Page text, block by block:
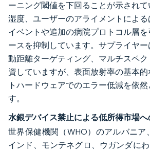
ーニング閾値を下回ることが示されて
湿度、ユーザーのアライメントによ
イベントや追加の病院プロトコル層
ースを抑制しています。サプライヤ
動距離ターゲティング、マルチスペ
資していますが、表面放射率の基本
トハードウェアでのエラー低減を依
す。
水銀デバイス禁止による低所得市場
世界保健機関（WHO）のアルバニア
インド、モンテネグロ、ウガンダに